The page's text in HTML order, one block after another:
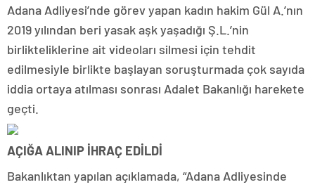
Adana Adliyesi’nde görev yapan kadın hakim Gül A.’nın
2019 yılından beri yasak aşk yaşadığı Ş.L.’nin
birlikteliklerine ait videoları silmesi için tehdit
edilmesiyle birlikte başlayan soruşturmada çok sayıda
iddia ortaya atılması sonrası Adalet Bakanlığı harekete
geçti.
AÇIĞA ALINIP İHRAÇ EDİLDİ
Bakanlıktan yapılan açıklamada, “Adana Adliyesinde